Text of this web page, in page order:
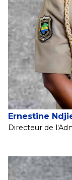
Ernestine
Directeur de